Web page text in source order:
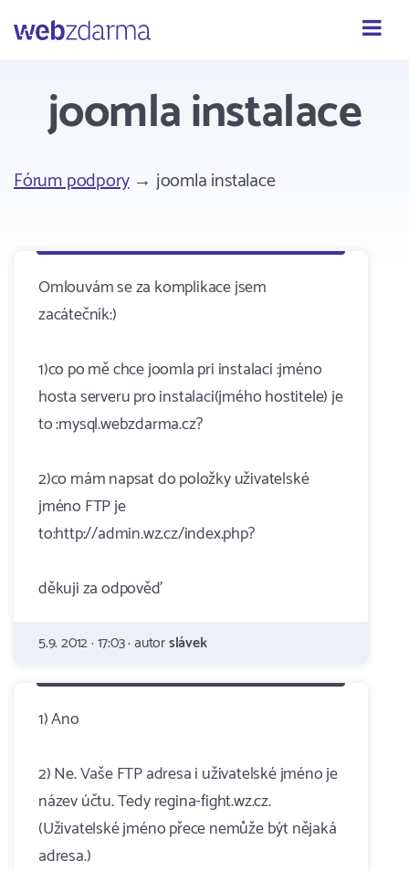
Webzdarma
joomla instalace
Fórum podpory→ joomla instalace
Omlouvám se za komplikace jsem
zacátečník:)
1)co po mě chce joomla pri instalaci :jméno
hosta serveru pro instalaci(jmého hostitele) je
to :mysql.webzdarma.cz?
2)co mám napsat do položky uživatelské
jméno FTP je
to:http://admin.wz.cz/index.php?
děkuji za odpověď
5.9. 2012 · 17:03 · autorslávek
1) Ano
2) Ne. Vaše FTP adresa i uživatelské jméno je
název účtu. Tedy regina-fight.wz.cz.
(Uživatelské jméno přece nemůže být nějaká
adresa.)